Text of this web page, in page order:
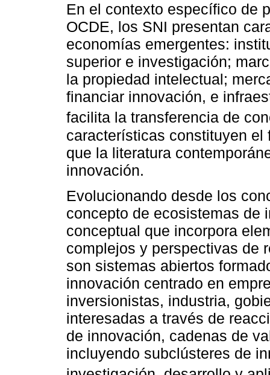
En el contexto específico de
OCDE, los SNI presentan
economías emergentes:
superior e investigación;
la propiedad intelectual;
financiar innovación, e
facilita la transferencia de
características constituyen el
que la literatura
innovación.
Evolucionando desde los
concepto de ecosistemas de
conceptual que incorpora
complejos y perspectivas de
son sistemas abiertos
innovación centrado en
inversionistas, industria,
interesadas a través de
de innovación, cadenas de
incluyendo subclústeres de